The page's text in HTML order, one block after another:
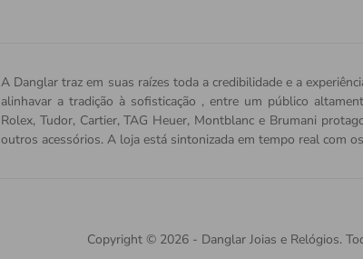
A Danglar traz em suas raízes toda a credibilidade e a
alinhavar a tradição à sofisticação , entre um público
Rolex, Tudor, Cartier, TAG Heuer, Montblanc e Brumani
outros acessórios. A loja está sintonizada em tempo real com
Copyright © 2026 - Danglar Joias e Relógios.